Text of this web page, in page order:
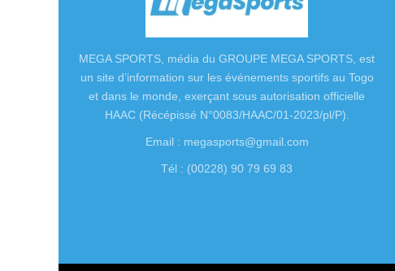
MEGA SPORTS, média du GROUPE MEGA SPORTS, est
un site d’information sur les événements sportifs au Togo
et dans le monde, exerçant sous autorisation officielle
HAAC (Récépissé N°0083/HAAC/01-2023/pl/P).
Email : megasports@gmail.com
Tél : (00228) 90 79 69 83